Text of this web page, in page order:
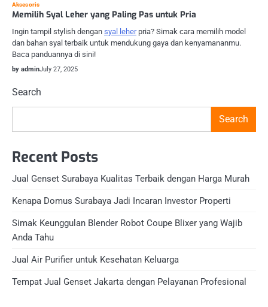
Aksesoris
Memilih Syal Leher yang Paling Pas untuk Pria
Ingin tampil stylish dengan syal leherpria? Simak cara memilih model
dan bahan syal terbaik untuk mendukung gaya dan kenyamananmu.
Baca panduannya di sini!
by adminJuly 27, 2025
Search
Search
Recent Posts
Jual Genset Surabaya Kualitas Terbaik dengan Harga Murah
Kenapa Domus Surabaya Jadi Incaran Investor Properti
Simak Keunggulan Blender Robot Coupe Blixer yang Wajib
Anda Tahu
Jual Air Purifier untuk Kesehatan Keluarga
Tempat Jual Genset Jakarta dengan Pelayanan Profesional